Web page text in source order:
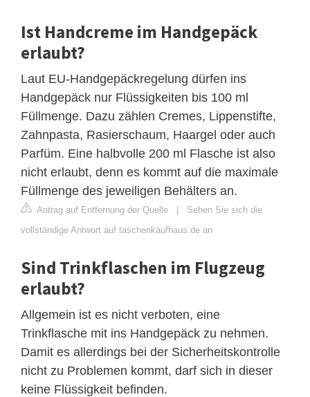
Ist Handcreme im Handgepäck
erlaubt?
Laut EU-Handgepäckregelung dürfen ins
Handgepäck nur Flüssigkeiten bis 100 ml
Füllmenge. Dazu zählen Cremes, Lippenstifte,
Zahnpasta, Rasierschaum, Haargel oder auch
Parfüm. Eine halbvolle 200 ml Flasche ist also
nicht erlaubt, denn es kommt auf die maximale
Füllmenge des jeweiligen Behälters an.
Antrag auf Entfernung der Quelle | Sehen Sie sich die
vollständige Antwort auf taschenkaufhaus.de an
Sind Trinkflaschen im Flugzeug
erlaubt?
Allgemein ist es nicht verboten, eine
Trinkflasche mit ins Handgepäck zu nehmen.
Damit es allerdings bei der Sicherheitskontrolle
nicht zu Problemen kommt, darf sich in dieser
keine Flüssigkeit befinden.